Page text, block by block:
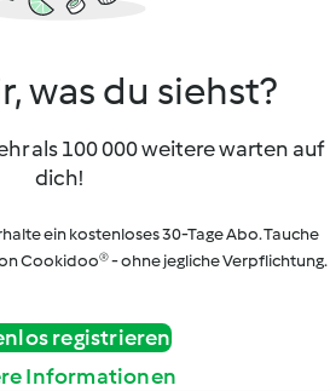
was du siehst?
als 100 000 weitere warten auf
dich!
ein kostenloses 30-Tage Abo. Tauche
Cookidoo® - ohne jegliche Verpflichtung.
registrieren
Informationen